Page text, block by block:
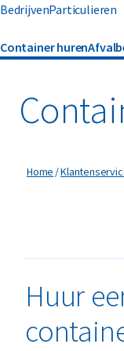
BedrijvenParticulieren
Container huren
Banden
Bouw- en
Hout
Home
Huur